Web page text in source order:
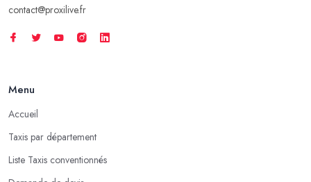
contact@proxilive.fr
Menu
Accueil
Taxis par département
Liste Taxis conventionnés